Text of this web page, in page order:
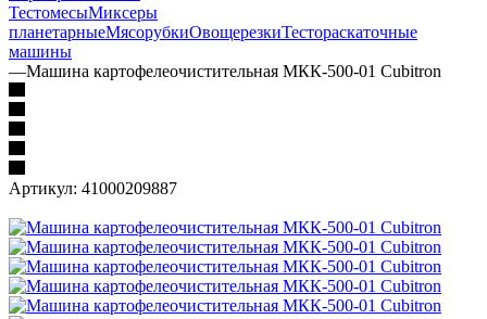
ТестомесыМиксеры
планетарныеМясорубкиОвощерезкиТестораскаточные
машины
—Машина картофелеочистительная МКК-500-01 Cubitron
Артикул: 41000209887